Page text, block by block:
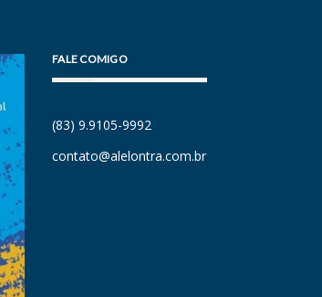
FALE COMIGO
(83) 9.9105-9992
contato@alelontra.com.br